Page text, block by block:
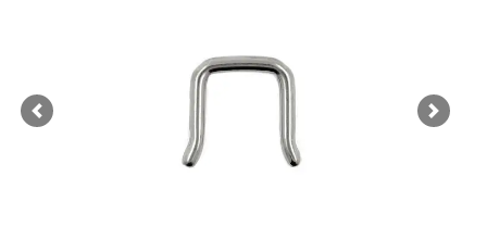
Previous Next